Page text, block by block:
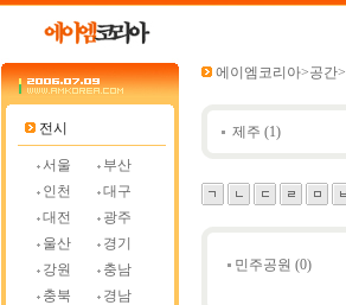
전시
서울
부산
인천
대구
대전
광주
울산
경기
강원
충남
충북
경남
에이엠코리아>공간>
제주 (1)
민주공원 (0)